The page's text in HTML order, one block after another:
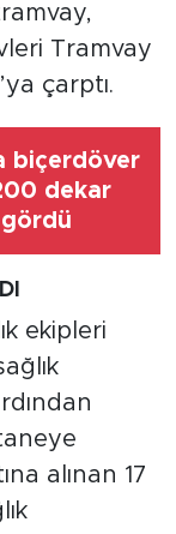
Tramvay
çarptı.
biçerdöver
dekar
ekipleri
alınan 17